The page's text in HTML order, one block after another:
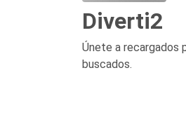
Diverti2
Únete a recargados
buscados.